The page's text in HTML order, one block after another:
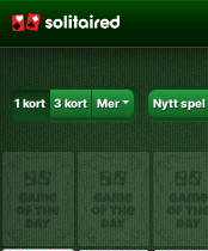
1 kort 3 kort Mer Nytt spel